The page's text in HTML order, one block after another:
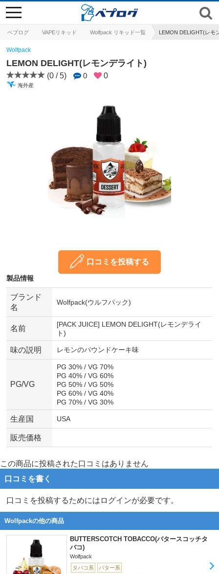
ベプログ VAPEリキッド Wolfpack リキッド一覧 LEMON DELIGHT(レモ
toggle
navigation
Wolfpack
LEMON DELIGHT(レモンデライト)
(0 / 5) 0 0
海外産
口コミを投稿する
製品情報
ブランド
名
Wolfpack(ウルフパック)
名前
[PACK JUICE] LEMON DELIGHT(レモンデライ
ト)
味の説明 レモンのパウンドケーキ味
PG/VG
PG 30% / VG 70%
PG 40% / VG 60%
PG 50% / VG 50%
PG 60% / VG 40%
PG 70% / VG 30%
生産国 USA
販売価格
この商品に投稿された口コミはありません
口コミを書く
口コミを投稿するためにはログインが必要です。
Wolfpackの他の商品
BUTTERSCOTCH TOBACCO(バタースコッチタ
バコ)
Wolfpack
タバコ系
バター系